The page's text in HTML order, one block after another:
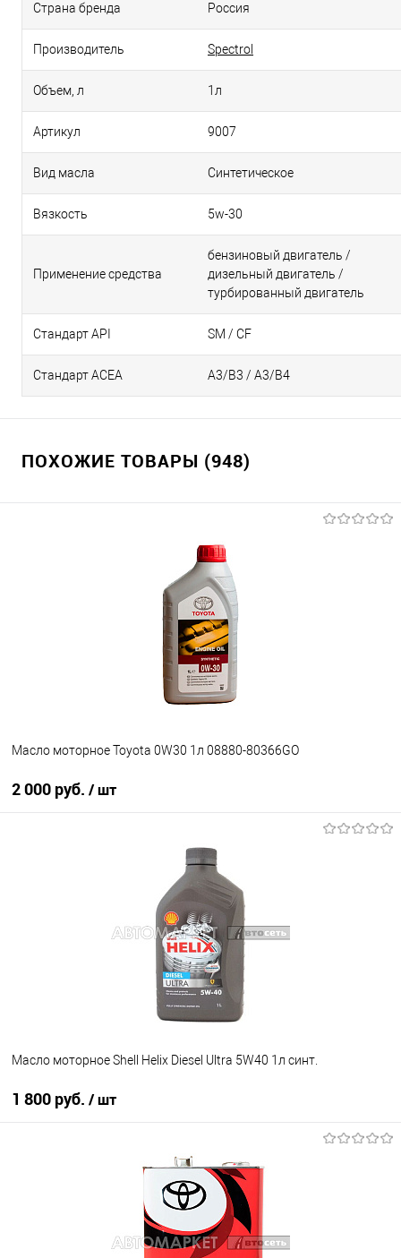
Страна бренда Россия
Производитель Spectrol
Объем, л 1л
Артикул 9007
Вид масла Синтетическое
Вязкость 5w-30
Применение средства
бензиновый двигатель /
дизельный двигатель /
турбированный двигатель
Стандарт API SM / CF
Стандарт ACEA А3/В3 / А3/В4
ПОХОЖИЕ ТОВАРЫ (948)
Масло моторное Toyota 0W30 1л 08880-80366GO
2 000 руб. / шт
В наличии
Масло моторное Shell Helix Diesel Ultra 5W40 1л синт.
1 800 руб. / шт
В наличии